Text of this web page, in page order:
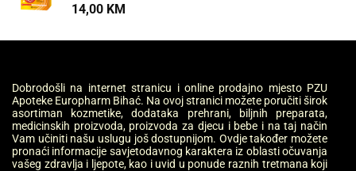
14,00 KM
Dobrodošli na internet stranicu i online prodajno mjesto PZU
Apoteke Europharm Bihać. Na ovoj stranici možete poručiti širok
asortiman kozmetike, dodataka prehrani, biljnih preparata,
medicinskih proizvoda, proizvoda za djecu i bebe i na taj način
Vam učiniti našu uslugu još dostupnijom. Ovdje također možete
pronaći informacije savjetodavnog karaktera iz oblasti očuvanja
vašeg zdravlja i ljepote, kao i uvid u ponude raznih tretmana koji